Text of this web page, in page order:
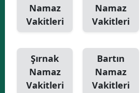
Namaz
Vakitleri
Namaz
Vakitleri
Şırnak
Namaz
Vakitleri
Bartın
Namaz
Vakitleri